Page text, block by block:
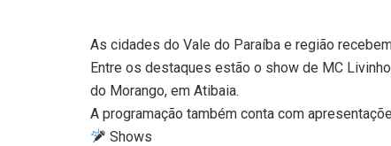
As cidades do Vale do Paraíba e região
Entre os destaques estão o show de MC
do Morango, em Atibaia.
A programação também conta com
Shows